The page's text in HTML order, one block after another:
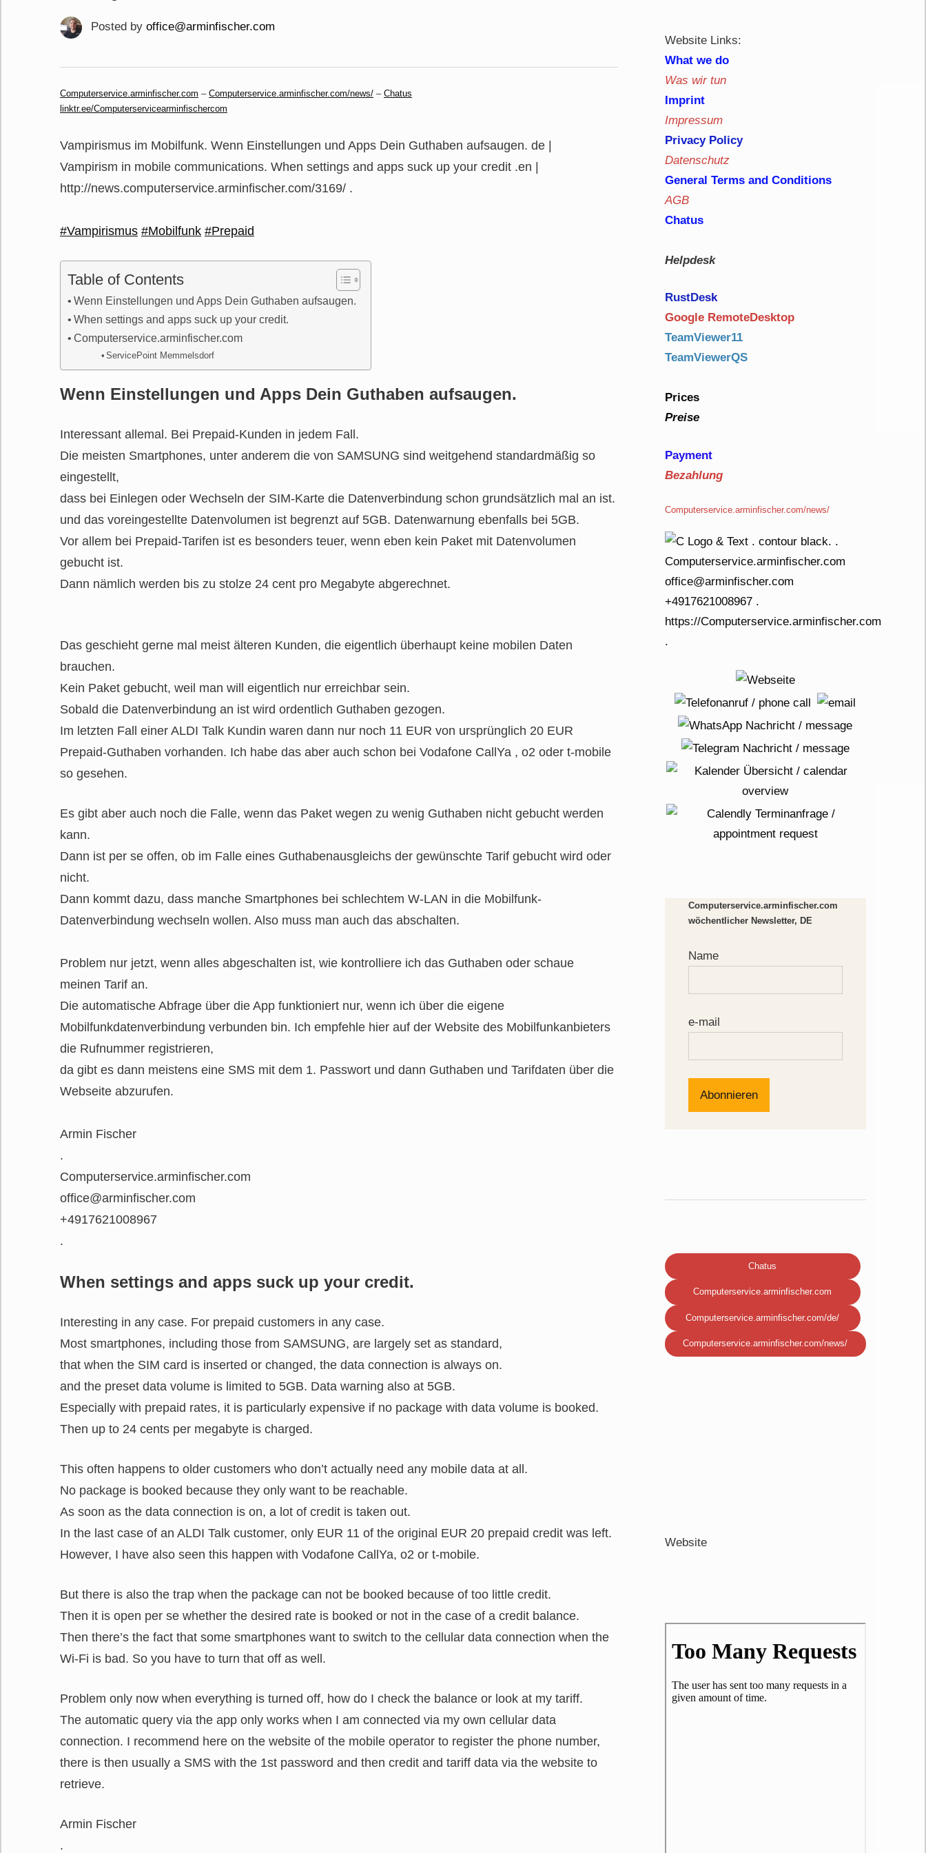
Posted by office@arminfischer.com
Computerservice.arminfischer.com – Computerservice.arminfischer.com/news/ – Chatus
linktr.ee/Computerservicearminfischercom
Vampirismus im Mobilfunk. Wenn Einstellungen und Apps Dein Guthaben aufsaugen. de |
Vampirism in mobile communications. When settings and apps suck up your credit .en |
http://news.computerservice.arminfischer.com/3169/ .
#Vampirismus #Mobilfunk #Prepaid
Table of Contents
Wenn Einstellungen und Apps Dein Guthaben aufsaugen.
When settings and apps suck up your credit.
Computerservice.arminfischer.com
ServicePoint Memmelsdorf
Wenn Einstellungen und Apps Dein Guthaben aufsaugen.
Interessant allemal. Bei Prepaid-Kunden in jedem Fall.
Die meisten Smartphones, unter anderem die von SAMSUNG sind weitgehend standardmäßig so
eingestellt,
dass bei Einlegen oder Wechseln der SIM-Karte die Datenverbindung schon grundsätzlich mal an ist.
und das voreingestellte Datenvolumen ist begrenzt auf 5GB. Datenwarnung ebenfalls bei 5GB.
Vor allem bei Prepaid-Tarifen ist es besonders teuer, wenn eben kein Paket mit Datenvolumen
gebucht ist.
Dann nämlich werden bis zu stolze 24 cent pro Megabyte abgerechnet.
Das geschieht gerne mal meist älteren Kunden, die eigentlich überhaupt keine mobilen Daten
brauchen.
Kein Paket gebucht, weil man will eigentlich nur erreichbar sein.
Sobald die Datenverbindung an ist wird ordentlich Guthaben gezogen.
Im letzten Fall einer ALDI Talk Kundin waren dann nur noch 11 EUR von ursprünglich 20 EUR
Prepaid-Guthaben vorhanden. Ich habe das aber auch schon bei Vodafone CallYa , o2 oder t-mobile
so gesehen.
Es gibt aber auch noch die Falle, wenn das Paket wegen zu wenig Guthaben nicht gebucht werden
kann.
Dann ist per se offen, ob im Falle eines Guthabenausgleichs der gewünschte Tarif gebucht wird oder
nicht.
Dann kommt dazu, dass manche Smartphones bei schlechtem W-LAN in die Mobilfunk-
Datenverbindung wechseln wollen. Also muss man auch das abschalten.
Problem nur jetzt, wenn alles abgeschalten ist, wie kontrolliere ich das Guthaben oder schaue
meinen Tarif an.
Die automatische Abfrage über die App funktioniert nur, wenn ich über die eigene
Mobilfunkdatenverbindung verbunden bin. Ich empfehle hier auf der Website des Mobilfunkanbieters
die Rufnummer registrieren,
da gibt es dann meistens eine SMS mit dem 1. Passwort und dann Guthaben und Tarifdaten über die
Webseite abzurufen.
Armin Fischer
.
Computerservice.arminfischer.com
office@arminfischer.com
+4917621008967
.
When settings and apps suck up your credit.
Interesting in any case. For prepaid customers in any case.
Most smartphones, including those from SAMSUNG, are largely set as standard,
that when the SIM card is inserted or changed, the data connection is always on.
and the preset data volume is limited to 5GB. Data warning also at 5GB.
Especially with prepaid rates, it is particularly expensive if no package with data volume is booked.
Then up to 24 cents per megabyte is charged.
This often happens to older customers who don’t actually need any mobile data at all.
No package is booked because they only want to be reachable.
As soon as the data connection is on, a lot of credit is taken out.
In the last case of an ALDI Talk customer, only EUR 11 of the original EUR 20 prepaid credit was left.
However, I have also seen this happen with Vodafone CallYa, o2 or t-mobile.
But there is also the trap when the package can not be booked because of too little credit.
Then it is open per se whether the desired rate is booked or not in the case of a credit balance.
Then there’s the fact that some smartphones want to switch to the cellular data connection when the
Wi-Fi is bad. So you have to turn that off as well.
Problem only now when everything is turned off, how do I check the balance or look at my tariff.
The automatic query via the app only works when I am connected via my own cellular data
connection. I recommend here on the website of the mobile operator to register the phone number,
there is then usually a SMS with the 1st password and then credit and tariff data via the website to
retrieve.
Armin Fischer
.
Website Links:
What we do
Was wir tun
Imprint
Impressum
Privacy Policy
Datenschutz
General Terms and Conditions
AGB
Chatus
Helpdesk
RustDesk
Google RemoteDesktop
TeamViewer11
TeamViewerQS
Prices
Preise
Payment
Bezahlung
Computerservice.arminfischer.com/news/
Computerservice.arminfischer.com
wöchentlicher Newsletter, DE
Name
e-mail
Chatus
Computerservice.arminfischer.com
Computerservice.arminfischer.com/de/
Computerservice.arminfischer.com/news/
Website